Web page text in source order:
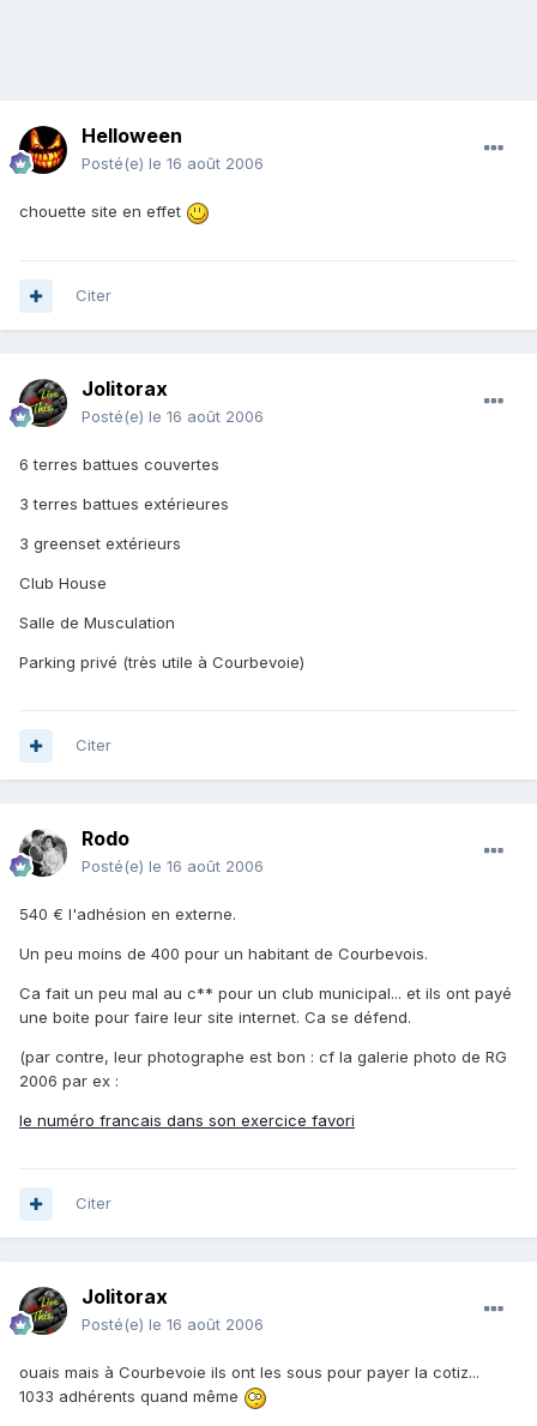
Helloween
Posté(e) le 16 août 2006
chouette site en effet
Citer
Jolitorax
Posté(e) le 16 août 2006
6 terres battues couvertes
3 terres battues extérieures
3 greenset extérieurs
Club House
Salle de Musculation
Parking privé (très utile à Courbevoie)
Citer
Rodo
Posté(e) le 16 août 2006
540 € l'adhésion en externe.
Un peu moins de 400 pour un habitant de Courbevois.
Ca fait un peu mal au c** pour un club municipal... et ils ont payé
une boite pour faire leur site internet. Ca se défend.
(par contre, leur photographe est bon : cf la galerie photo de RG
2006 par ex :
le numéro francais dans son exercice favori
Citer
Jolitorax
Posté(e) le 16 août 2006
ouais mais à Courbevoie ils ont les sous pour payer la cotiz...
1033 adhérents quand même